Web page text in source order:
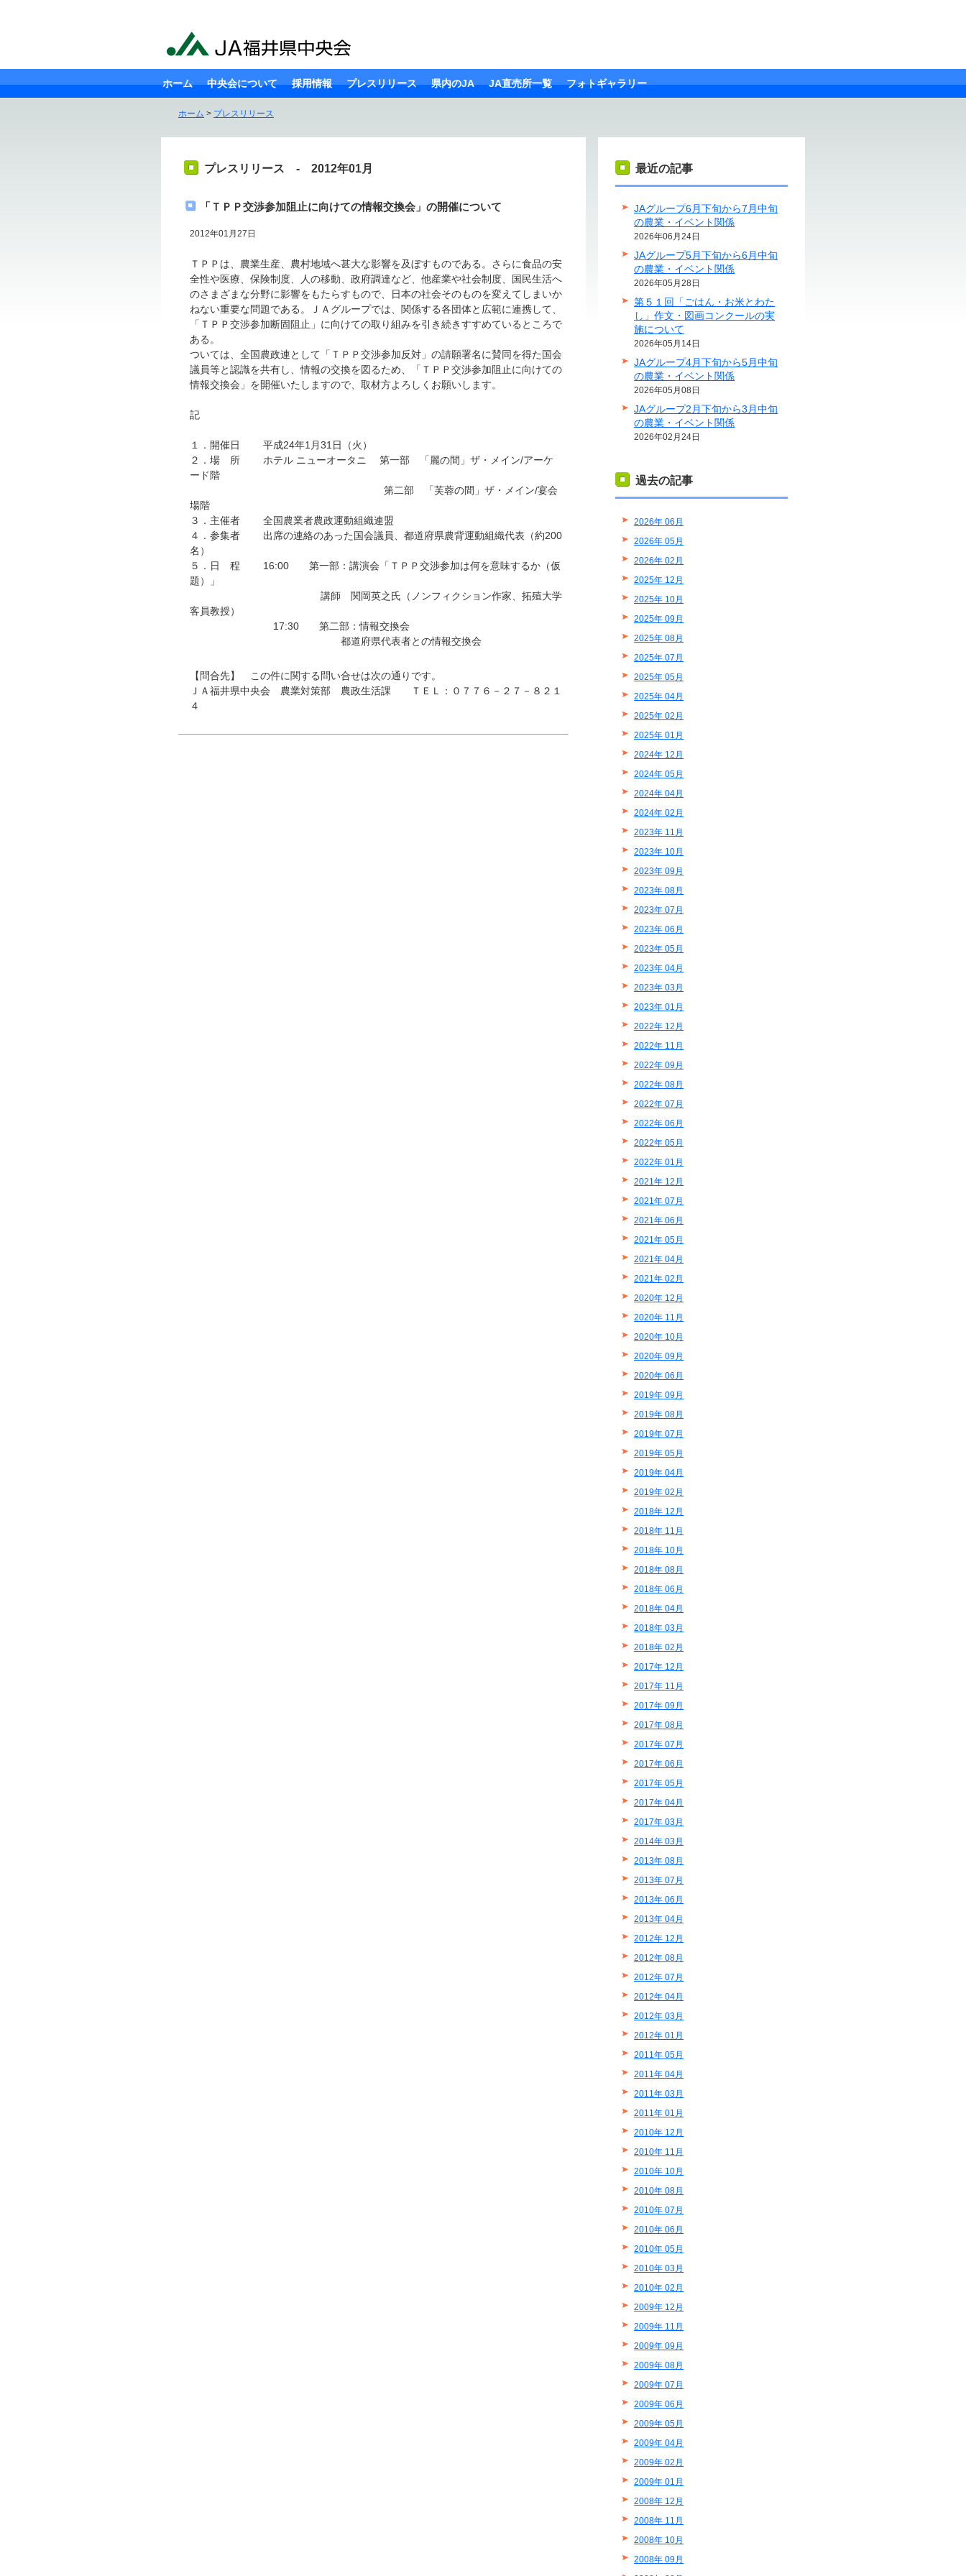
ホーム 中央会について 採用情報 プレスリリース 県内のJA JA直売所一覧 フォトギャラリー
ホーム > プレスリリース
プレスリリース - 2012年01月
「ＴＰＰ交渉参加阻止に向けての情報交換会」の開催について
2012年01月27日
ＴＰＰは、農業生産、農村地域へ甚大な影響を及ぼすものである。さらに食品の安
全性や医療、保険制度、人の移動、政府調達など、他産業や社会制度、国民生活へ
のさまざまな分野に影響をもたらすもので、日本の社会そのものを変えてしまいか
ねない重要な問題である。ＪＡグループでは、関係する各団体と広範に連携して、
「ＴＰＰ交渉参加断固阻止」に向けての取り組みを引き続きすすめているところで
ある。
ついては、全国農政連として「ＴＰＰ交渉参加反対」の請願署名に賛同を得た国会
議員等と認識を共有し、情報の交換を図るため、「ＴＰＰ交渉参加阻止に向けての
情報交換会」を開催いたしますので、取材方よろしくお願いします。
記
１．開催日 平成24年1月31日（火）
２．場 所 ホテル ニューオータニ 第一部 「麗の間」ザ・メイン/アーケ
ード階
第二部 「芙蓉の間」ザ・メイン/宴会
場階
３．主催者 全国農業者農政運動組織連盟
４．参集者 出席の連絡のあった国会議員、都道府県農背運動組織代表（約200
名）
５．日 程 16:00 第一部：講演会「ＴＰＰ交渉参加は何を意味するか（仮
題）」
講師 関岡英之氏（ノンフィクション作家、拓殖大学
客員教授）
17:30 第二部：情報交換会
都道府県代表者との情報交換会
【問合先】 この件に関する問い合せは次の通りです。
ＪＡ福井県中央会 農業対策部 農政生活課 ＴＥＬ：０７７６－２７－８２１
４
最近の記事
JAグループ6月下旬から7月中旬
の農業・イベント関係
2026年06月24日
JAグループ5月下旬から6月中旬
の農業・イベント関係
2026年05月28日
第５１回「ごはん・お米とわた
し」作文・図画コンクールの実
施について
2026年05月14日
JAグループ4月下旬から5月中旬
の農業・イベント関係
2026年05月08日
JAグループ2月下旬から3月中旬
の農業・イベント関係
2026年02月24日
過去の記事
2026年 06月
2026年 05月
2026年 02月
2025年 12月
2025年 10月
2025年 09月
2025年 08月
2025年 07月
2025年 05月
2025年 04月
2025年 02月
2025年 01月
2024年 12月
2024年 05月
2024年 04月
2024年 02月
2023年 11月
2023年 10月
2023年 09月
2023年 08月
2023年 07月
2023年 06月
2023年 05月
2023年 04月
2023年 03月
2023年 01月
2022年 12月
2022年 11月
2022年 09月
2022年 08月
2022年 07月
2022年 06月
2022年 05月
2022年 01月
2021年 12月
2021年 07月
2021年 06月
2021年 05月
2021年 04月
2021年 02月
2020年 12月
2020年 11月
2020年 10月
2020年 09月
2020年 06月
2019年 09月
2019年 08月
2019年 07月
2019年 05月
2019年 04月
2019年 02月
2018年 12月
2018年 11月
2018年 10月
2018年 08月
2018年 06月
2018年 04月
2018年 03月
2018年 02月
2017年 12月
2017年 11月
2017年 09月
2017年 08月
2017年 07月
2017年 06月
2017年 05月
2017年 04月
2017年 03月
2014年 03月
2013年 08月
2013年 07月
2013年 06月
2013年 04月
2012年 12月
2012年 08月
2012年 07月
2012年 04月
2012年 03月
2012年 01月
2011年 05月
2011年 04月
2011年 03月
2011年 01月
2010年 12月
2010年 11月
2010年 10月
2010年 08月
2010年 07月
2010年 06月
2010年 05月
2010年 03月
2010年 02月
2009年 12月
2009年 11月
2009年 09月
2009年 08月
2009年 07月
2009年 06月
2009年 05月
2009年 04月
2009年 02月
2009年 01月
2008年 12月
2008年 11月
2008年 10月
2008年 09月